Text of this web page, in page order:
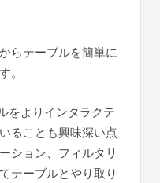
らテーブルを簡単に
。
をよりインタラクテ
ることも興味深い点
ション、フィルタリ
テーブルとやり取り